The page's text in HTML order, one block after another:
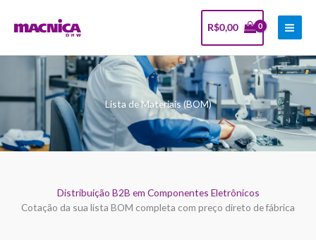
para
conteúdo
R$0,00
Lista de Materiais (BOM)
Distribuição B2B em Componentes Eletrônicos
Cotação da sua lista BOM completa com preço direto de fábrica
PESQUISAR